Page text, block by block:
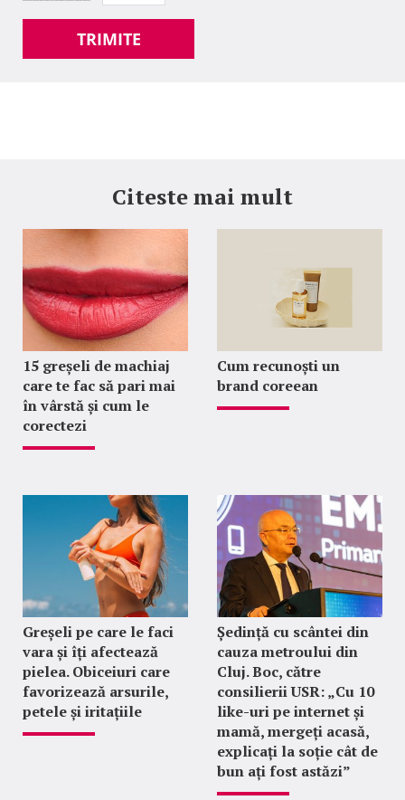
TRIMITE
Citeste mai mult
15 greșeli de machiaj
care te fac să pari mai
în vârstă și cum le
corectezi
Cum recunoști un
brand coreean
Greșeli pe care le faci
vara și îți afectează
pielea. Obiceiuri care
favorizează arsurile,
petele și iritațiile
Ședință cu scântei din
cauza metroului din
Cluj. Boc, către
consilierii USR: „Cu 10
like-uri pe internet și
mamă, mergeți acasă,
explicați la soție cât de
bun ați fost astăzi”